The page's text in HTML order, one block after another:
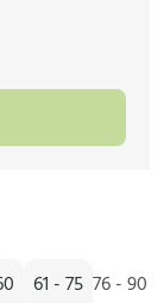
61 - 75 76 - 90